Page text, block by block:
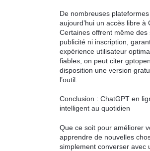
De nombreuses
aujourd’hui un accès libre à
Certaines offrent même des
publicité ni inscription,
expérience utilisateur
fiables, on peut citer
disposition une version
l’outil.
Conclusion : ChatGPT en
intelligent au quotidien
Que ce soit pour améliorer
apprendre de nouvelles
simplement converser avec